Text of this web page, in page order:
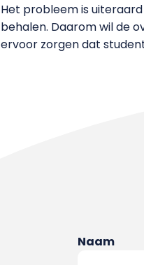
Het probleem is
behalen. Daarom wil de
ervoor zorgen dat
Naam